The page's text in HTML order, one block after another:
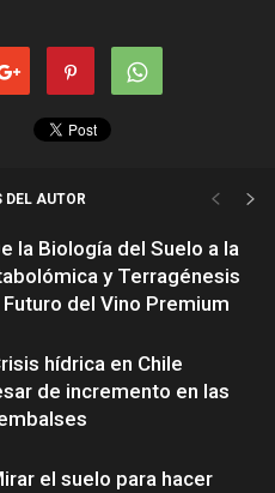
DEL AUTOR
la Biología del Suelo a la
y Terragénesis
del Vino Premium
hídrica en Chile
de incremento en las
el suelo para hacer